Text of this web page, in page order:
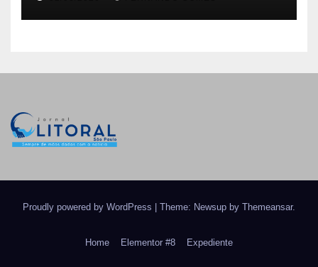
fazer a parte dela.
Proudly powered by WordPress | Theme: Newsup by Themeansar.
Home Elementor #8 Expediente